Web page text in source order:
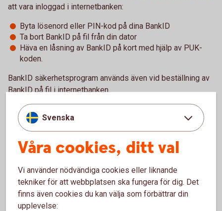
att vara inloggad i internetbanken:
Byta lösenord eller PIN-kod på dina BankID
Ta bort BankID på fil från din dator
Häva en låsning av BankID på kort med hjälp av PUK-
koden.
BankID säkerhetsprogram används även vid beställning av
BankID på fil i internetbanken.
Pris
Hjälp med BankID
Svenska
Våra cookies, ditt val
Vi använder nödvändiga cookies eller liknande
tekniker för att webbplatsen ska fungera för dig. Det
finns även cookies du kan välja som förbättrar din
upplevelse: